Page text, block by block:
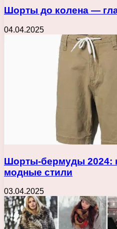
Шорты до колена —
04.04.2025
Шорты-бермуды 2024:
модные стили
03.04.2025